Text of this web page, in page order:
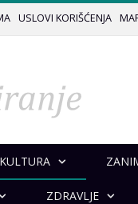
USLOVI KORIŠĆENJA
ZDRAVLJE